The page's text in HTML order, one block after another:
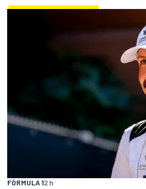
FÓRMULA 12 h